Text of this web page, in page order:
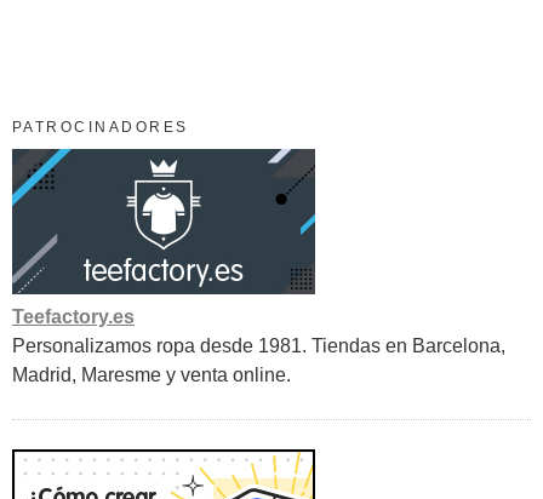
PATROCINADORES
Teefactory.es
Personalizamos ropa desde 1981. Tiendas en Barcelona,
Madrid, Maresme y venta online.